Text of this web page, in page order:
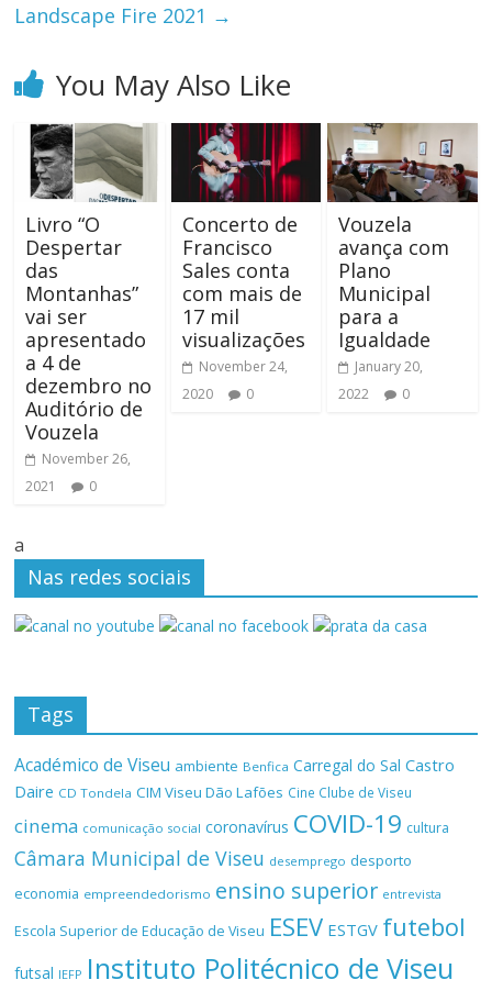
Landscape Fire 2021 →
You May Also Like
Livro “O
Despertar
das
Montanhas”
vai ser
apresentado
a 4 de
dezembro no
Auditório de
Vouzela
November 26,
2021
0
Concerto de
Francisco
Sales conta
com mais de
17 mil
visualizações
November 24,
2020
0
Vouzela
avança com
Plano
Municipal
para a
Igualdade
January 20,
2022
0
a
Nas redes sociais
Tags
Académico de Viseu ambiente Benfica Carregal do Sal Castro
Daire CD Tondela CIM Viseu Dão Lafões Cine Clube de Viseu
cinema comunicação social coronavírus COVID-19 cultura
Câmara Municipal de Viseu desemprego desporto
economia empreendedorismo ensino superior entrevista
Escola Superior de Educação de Viseu ESEV ESTGV futebol
futsal IEFP Instituto Politécnico de Viseu